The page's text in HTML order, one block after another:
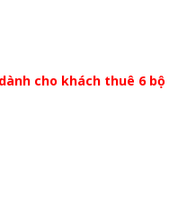
cho khách thuê 6 bộ